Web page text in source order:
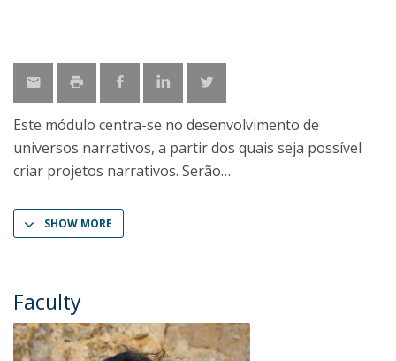
Este módulo centra-se no desenvolvimento de
universos narrativos, a partir dos quais seja possível
criar projetos narrativos. Serão
SHOW MORE
Faculty